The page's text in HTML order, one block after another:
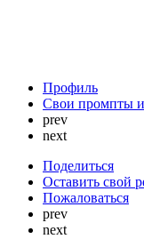
Профиль
Свои промпты
prev
next
Поделиться
Оставить свой
Пожаловаться
prev
next